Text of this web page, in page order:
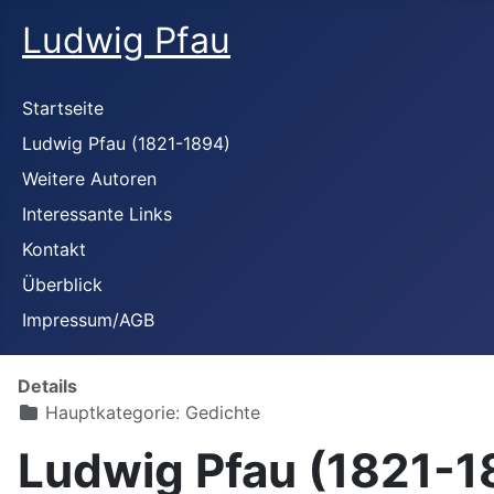
Ludwig Pfau
Startseite
Ludwig Pfau (1821-1894)
Weitere Autoren
Interessante Links
Kontakt
Überblick
Impressum/AGB
Details
Hauptkategorie: Gedichte
Ludwig Pfau (1821-